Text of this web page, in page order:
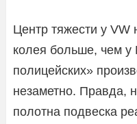
Центр тяжести у VW
колея больше, чем у
полицейских»
незаметно. Правда,
полотна подвеска